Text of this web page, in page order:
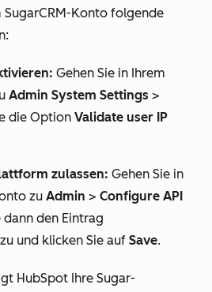
SugarCRM-Konto folgende
Gehen Sie in Ihrem
Admin System Settings >
die Option Validate user IP
zulassen: Gehen Sie in
zu Admin > Configure API
dann den Eintrag
und klicken Sie auf Save.
HubSpot Ihre Sugar-